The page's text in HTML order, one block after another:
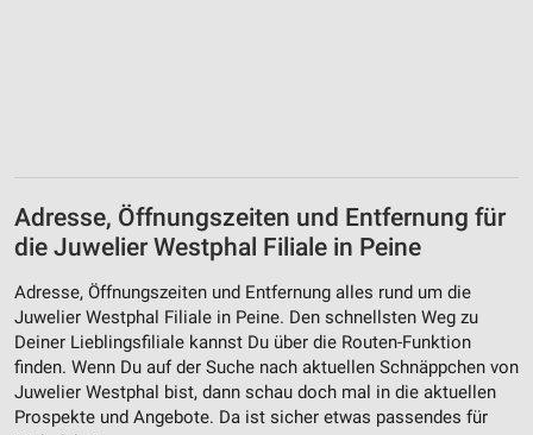
Adresse, Öffnungszeiten und Entfernung für
die Juwelier Westphal Filiale in Peine
Adresse, Öffnungszeiten und Entfernung alles rund um die
Juwelier Westphal Filiale in Peine. Den schnellsten Weg zu
Deiner Lieblingsfiliale kannst Du über die Routen-Funktion
finden. Wenn Du auf der Suche nach aktuellen Schnäppchen von
Juwelier Westphal bist, dann schau doch mal in die aktuellen
Prospekte und Angebote. Da ist sicher etwas passendes für